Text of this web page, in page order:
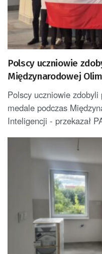
Polscy uczniowie
Międzynarodowej
Inteligencji
Polscy uczniowie
medale podczas
Inteligencji - przekazał